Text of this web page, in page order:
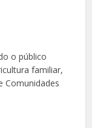
o público
familiar,
Comunidades